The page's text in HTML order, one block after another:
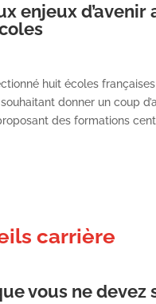
enjeux
huit écoles
donner un coup
des formations
carrière
vous ne